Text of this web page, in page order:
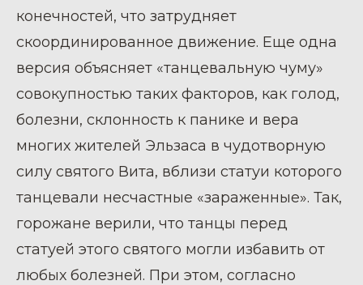
конечностей, что затрудняет
скоординированное движение. Еще одна
версия объясняет «танцевальную чуму»
совокупностью таких факторов, как голод,
болезни, склонность к панике и вера
многих жителей Эльзаса в чудотворную
силу святого Вита, вблизи статуи которого
танцевали несчастные «зараженные». Так,
горожане верили, что танцы перед
статуей этого святого могли избавить от
любых болезней. При этом, согласно